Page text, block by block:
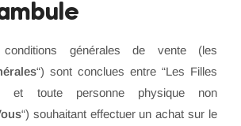
générales de vente (les
“) sont conclues entre “Les Filles
et toute personne physique non
“) souhaitant effectuer un achat sur le